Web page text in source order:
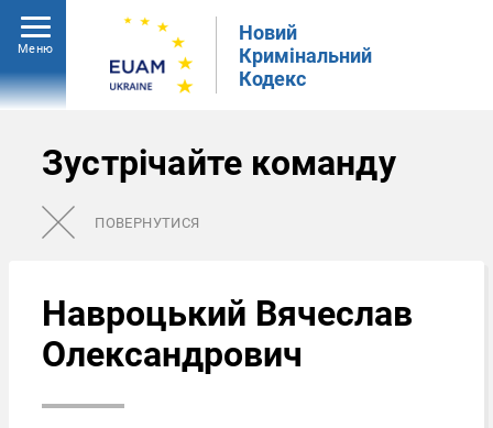
Меню
Новий
Кримінальний
Кодекс
Зустрічайте команду
ПОВЕРНУТИСЯ
Навроцький Вячеслав
Олександрович